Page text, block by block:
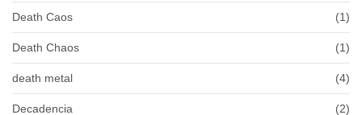
Death Caos (1)
Death Chaos (1)
death metal (4)
Decadencia (2)